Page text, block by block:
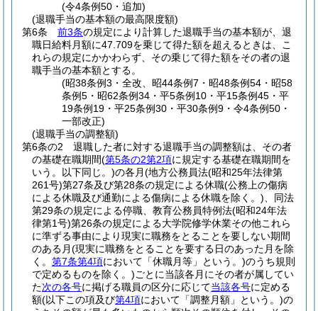
(令4条例50・追加)
(退職手当の基本額の最高限度額)
第6条
前3条の規定により計算した退職手当の基本額が、退
職日給料月額に47.709を乗じて得た額を超えるときは、こ
れらの規定にかかわらず、その乗じて得た額をその者の退
職手当の基本額とする。
(昭38条例3・全改、昭44条例7・昭48条例54・昭58
条例5・昭62条例34・平5条例10・平15条例45・平
19条例19・平25条例30・平30条例9・令4条例50・
一部改正)
(退職手当の調整額)
第6条の2
退職した者に対する退職手当の調整額は、その者
の基礎在職期間(第5条の2第2項に規定する基礎在職期間を
いう。以下同じ。)の各月(地方公務員法(昭和25年法律第
261号)第27条及び第28条の規定による休職(公務上の傷病
による休職及び通勤による傷病による休職を除く。) 、同法
第29条の規定による停職、教育公務員特例法(昭和24年法
律第1号)第26条の規定による大学院修学休業その他これら
に準ずる事由により現実に職務をとることを要しない期間
のある月(現実に職務をとることを要する日のあった月を除
く。 第7条第4項において「休職月等」という。)のうち規則
で定めるものを除く。)ごとに当該各月にその者が属してい
た次の各号に掲げる職員の区分に応じて当該各号に定める
額(以下この項及び第4項において「調整月額」という。)の